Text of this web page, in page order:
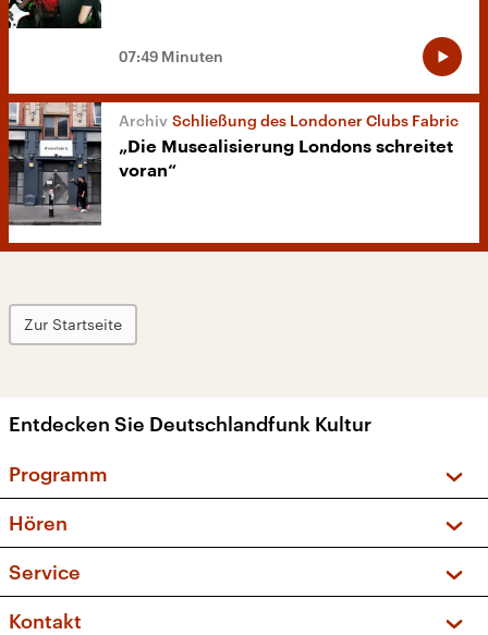
07:49 Minuten
Schließung des Londoner Clubs Fabric
„Die Musealisierung Londons schreitet
voran“
Zur Startseite
Entdecken Sie Deutschlandfunk Kultur
Programm
Sendungen und Podcasts
Musikliste
Kakadu – Das Kinderprogramm
Hören
Frequenzen (UKW + DAB+)
Service
FAQ
Kontakt